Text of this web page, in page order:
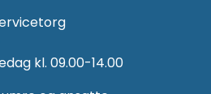
kl. 09.00-14.00